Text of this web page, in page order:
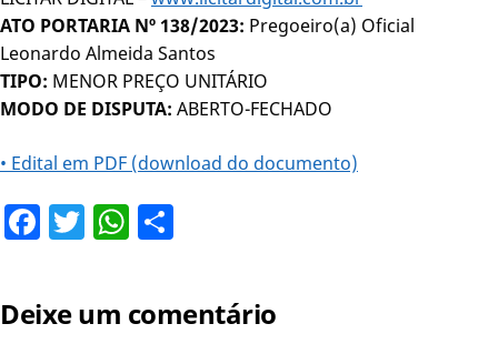
ATO PORTARIA Nº 138/2023: Pregoeiro(a) Oficial
Leonardo Almeida Santos
TIPO: MENOR PREÇO UNITÁRIO
MODO DE DISPUTA: ABERTO-FECHADO
• Edital em PDF (download do documento)
Facebook
TwitterWhatsApp
Deixe um comentário